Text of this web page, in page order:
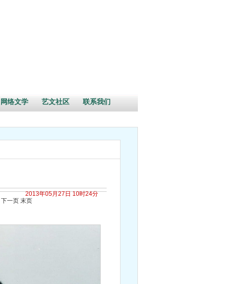
网络文学 艺文社区 联系我们
2013年05月27日 10时24分
下一页 末页